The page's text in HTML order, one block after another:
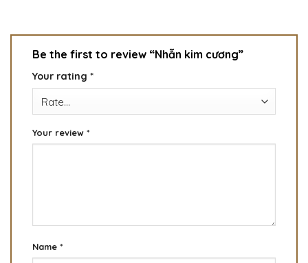
Be the first to review “Nhẫn kim cương”
Your rating *
Your review *
Name *